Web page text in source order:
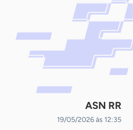
ASN RR
19/05/2026 às 12:35